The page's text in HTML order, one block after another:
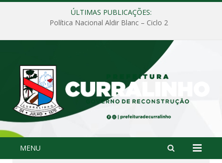
ÚLTIMAS PUBLICAÇÕES:
Política Nacional Aldir Blanc – Ciclo 2
MENU